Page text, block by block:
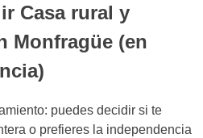
Casa rural y
Monfragüe (en
puedes decidir si te
o prefieres la independencia